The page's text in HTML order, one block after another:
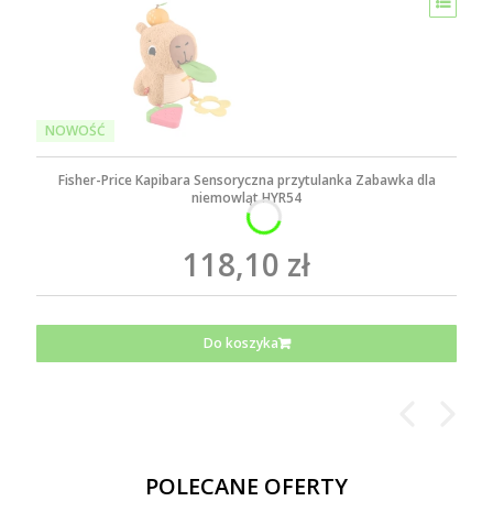
NOWOŚĆ
Fisher-Price Kapibara Sensoryczna przytulanka Zabawka dla
niemowląt HYR54
118,10 zł
Do koszyka
POLECANE OFERTY